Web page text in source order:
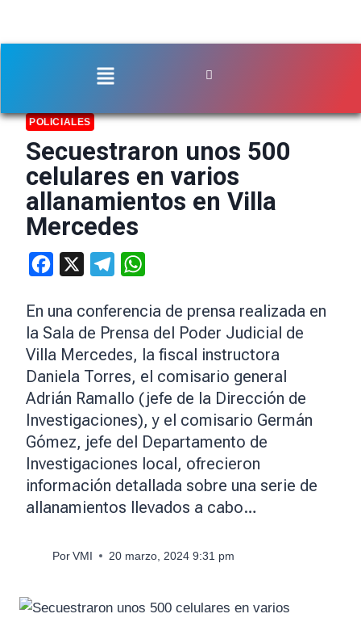
POLICIALES
Secuestraron unos 500
celulares en varios
allanamientos en Villa
Mercedes
Facebook Telegram
En una conferencia de prensa realizada en
la Sala de Prensa del Poder Judicial de
Villa Mercedes, la fiscal instructora
Daniela Torres, el comisario general
Adrián Ramallo (jefe de la Dirección de
Investigaciones), y el comisario Germán
Gómez, jefe del Departamento de
Investigaciones local, ofrecieron
información detallada sobre una serie de
allanamientos llevados a cabo…
Por VMI 20 marzo, 2024 9:31 pm